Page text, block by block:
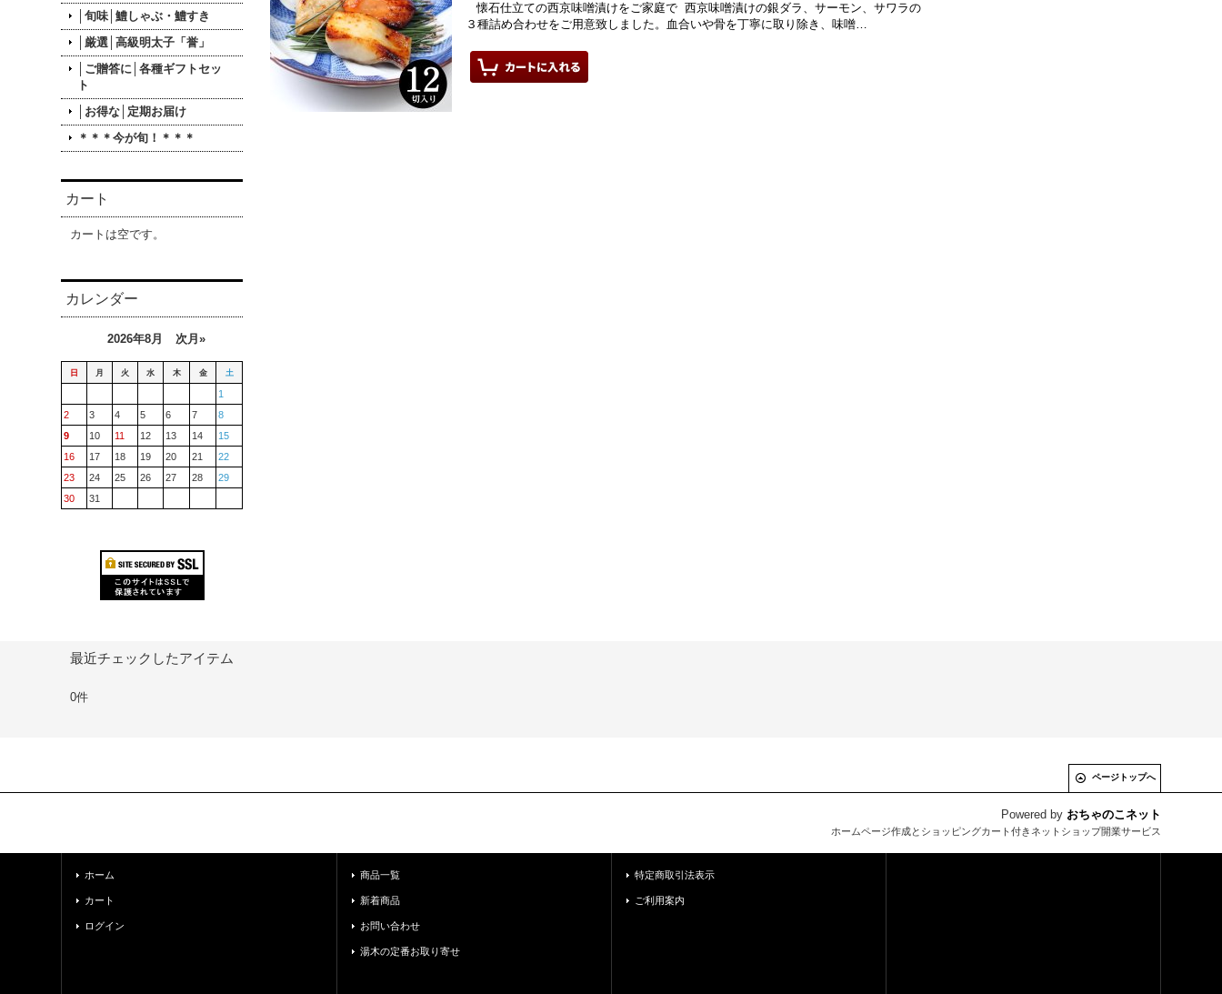
│旬味│鱧しゃぶ・鱧すき
│厳選│高級明太子「誉」
│ご贈答に│各種ギフトセッ
ト
│お得な│定期お届け
＊＊＊今が旬！＊＊＊
カート
カートは空です。
カレンダー
2026年8月 次月»
日 月 火 水 木 金 土
1
2
3 4 5 6 7
8
9
10 11 12 13 14
15
16
17 18 19 20 21
22
23
24 25 26 27 28
29
30
31
懐石仕立ての西京味噌漬けをご家庭で 西京味噌漬けの銀ダラ、サーモン、サワラの
３種詰め合わせをご用意致しました。血合いや骨を丁寧に取り除き、味噌…
最近チェックしたアイテム
0件
ページトップへ
Powered by おちゃのこネット
ホームページ作成とショッピングカート付きネットショップ開業サービス
ホーム
カート
ログイン
商品一覧
新着商品
お問い合わせ
湯木の定番お取り寄せ
特定商取引法表示
ご利用案内